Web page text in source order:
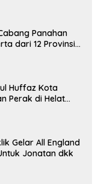
Panahan
dari 12 Provinsi
Huffaz Kota
Perak di Helat
Gelar All England
Jonatan dkk